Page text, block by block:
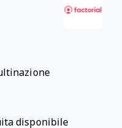
disponibile